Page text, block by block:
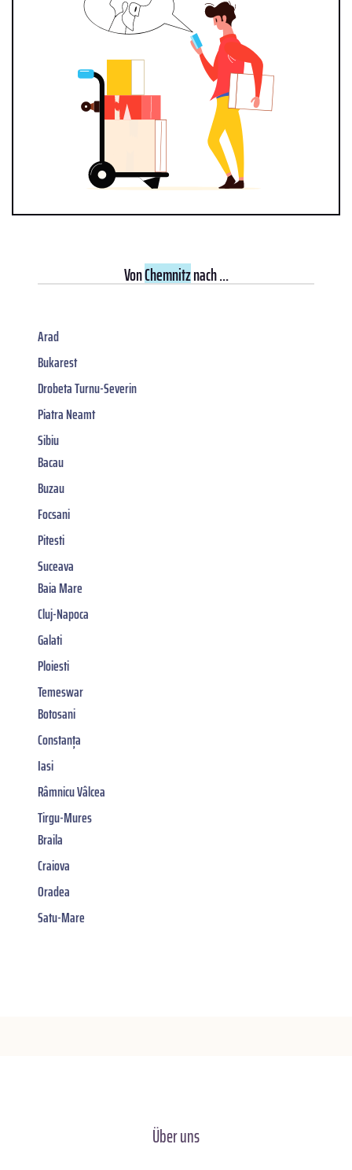
VonChemnitznach ...
Arad
Bukarest
Drobeta Turnu-Severin
Piatra Neamt
Sibiu
Bacau
Buzau
Focsani
Pitesti
Suceava
Baia Mare
Cluj-Napoca
Galati
Ploiesti
Temeswar
Botosani
Constanța
Iasi
Râmnicu Vâlcea
Tirgu-Mures
Braila
Craiova
Oradea
Satu-Mare
Über uns